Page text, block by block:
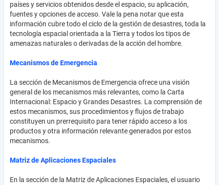
países y servicios obtenidos desde el espacio, su aplicación,
fuentes y opciones de acceso. Vale la pena notar que esta
información cubre todo el ciclo de la gestión de desastres, toda la
tecnología espacial orientada a la Tierra y todos los tipos de
amenazas naturales o derivadas de la acción del hombre.
Mecanismos de Emergencia
La sección de Mecanismos de Emergencia ofrece una visión
general de los mecanismos más relevantes, como la Carta
Internacional: Espacio y Grandes Desastres. La comprensión de
estos mecanismos, sus procedimientos y flujos de trabajo
constituyen un prerrequisito para tener rápido acceso a los
productos y otra información relevante generados por estos
mecanismos.
Matriz de Aplicaciones Espaciales
En la sección de la Matriz de Aplicaciones Espaciales, el usuario